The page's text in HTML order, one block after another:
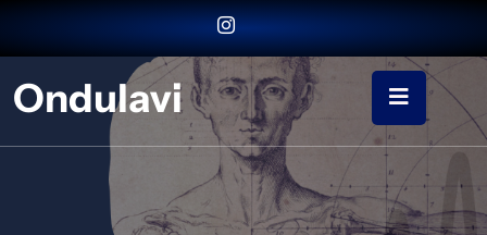
Ondulavi